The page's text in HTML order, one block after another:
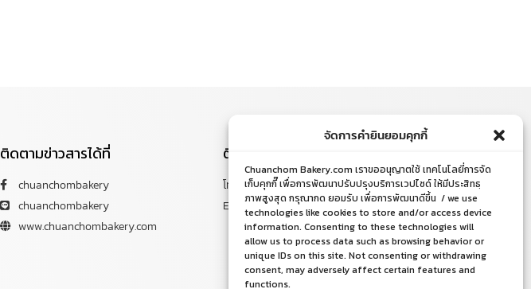
จัดการคำยินยอมคุกกี้
Chuanchom Bakery.com เราขออนุญาตใช้ เทคโนโลยี่การจัด
เก็บคุกกี๊ เพื่อการพัฒนาปรับปรุงบริการเวปไซด์ ให้มีประสิทธฺ
ภาพสูงสุด กรุณากด ยอมรับ เพื่อการพัฒนาดีขึ้น / we use
technologies like cookies to store and/or access device
information. Consenting to these technologies will
allow us to process data such as browsing behavior or
unique IDs on this site. Not consenting or withdrawing
consent, may adversely affect certain features and
functions.
ติดตามข่าวสารได้ที่
chuanchombakery
chuanchombakery
www.chuanchombakery.com
ติดต่อสอบถาม
โทร. 065-526-2325, 02 519 8212
E-mail : chuanchom.bakery@gmail.com